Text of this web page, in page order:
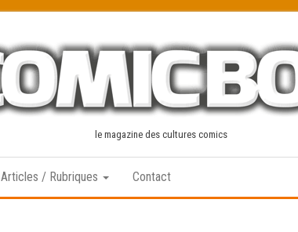
le magazine des cultures comics
Articles / Rubriques Contact